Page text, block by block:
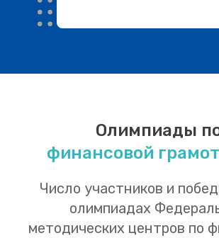
Олимпиады
финансовой
Число участников и
олимпиадах
методических центров по